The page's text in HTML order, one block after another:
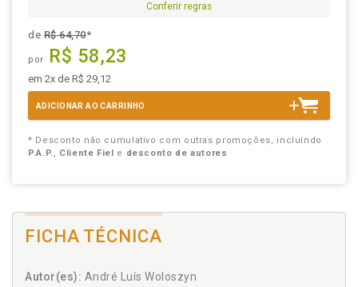
Conferir regras
deR$ 64,70*
por R$ 58,23
em 2x de R$ 29,12
ADICIONAR AO CARRINHO
* Desconto não cumulativo com outras promoções, incluindo
P.A.P., Cliente Fiel e desconto de autores
FICHA TÉCNICA
Autor(es): André Luís Woloszyn